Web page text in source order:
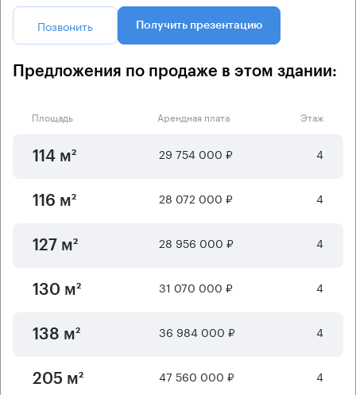
Позвонить Получить презентацию
Предложения по продаже в этом здании:
Площадь Арендная плата Этаж
114 м² 29 754 000 ₽ 4
116 м² 28 072 000 ₽ 4
127 м² 28 956 000 ₽ 4
130 м² 31 070 000 ₽ 4
138 м² 36 984 000 ₽ 4
205 м² 47 560 000 ₽ 4